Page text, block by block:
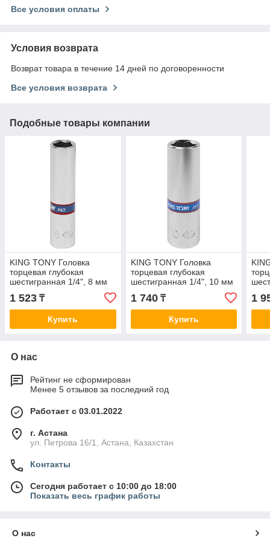
Все условия оплаты
Условия возврата
Возврат товара в течение 14 дней по договоренности
Все условия возврата
Подобные товары компании
KING TONY Головка
торцевая глубокая
шестигранная 1/4", 8 мм
1 523 ₸
Купить
KING TONY Головка
торцевая глубокая
шестигранная 1/4", 10 мм
1 740₸
Купить
1
О нас
Рейтинг не сформирован
Менее 5 отзывов за последний год
Работает с 03.01.2022
г. Астана
ул. Петрова 16/1, Астана, Казахстан
Контакты
Сегодня работает с 10:00 до 18:00
Показать весь график работы
О нас